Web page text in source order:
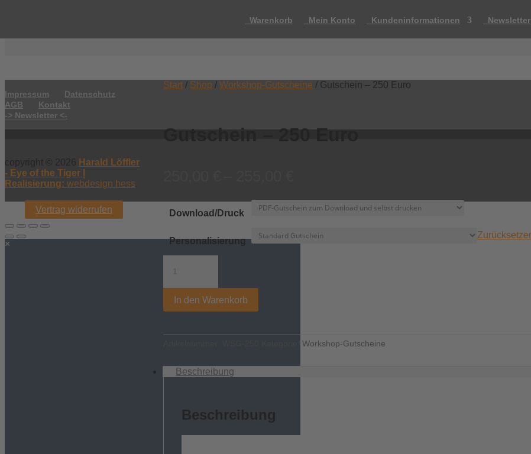
Warenkorb Mein Konto Kundeninformationen Newsletter
Start / Shop /Workshop-Gutscheine / Gutschein – 250 Euro
Gutschein – 250 Euro
bis
255,00 €
Download/Druck
Personalisierung
Euro
Menge
In den Warenkorb
Kategorie:Workshop-Gutscheine
Beschreibung
Beschreibung
Impressum
Datenschutz
AGB
Kontakt
-> Newsletter <-
Harald Löffler
- Eye of the Tiger |
Realisierung: webdesign hess
Vertrag widerrufen
×